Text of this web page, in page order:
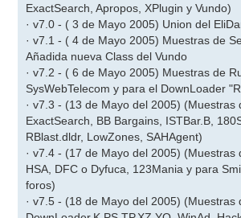
ExactSearch, Apropos, XPlugin y Vundo)
· v7.0 - ( 3 de Mayo 2005) Union del
· v7.1 - ( 4 de Mayo 2005) Muestras de
Añadida nueva Class del Vundo
· v7.2 - ( 6 de Mayo 2005) Muestras de
SysWebTelecom y para el DownLoader
· v7.3 - (13 de Mayo del 2005) (Muestras
ExactSearch, BB Bargains, ISTBar.B,
RBlast.dldr, LowZones, SAHAgent)
· v7.4 - (17 de Mayo del 2005) (Muestras
HSA, DFC o Dyfuca, 123Mania y para
foros)
· v7.5 - (18 de Mayo del 2005) (Muestras